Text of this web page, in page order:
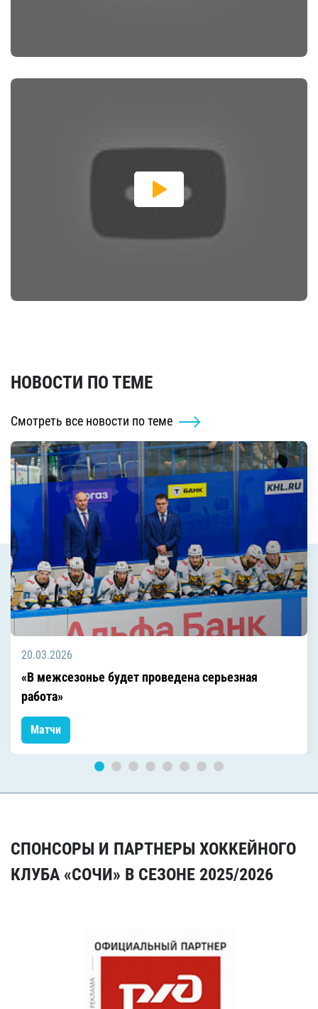
НОВОСТИ ПО ТЕМЕ
Смотреть все новости по теме
20.03.2026
«В межсезонье будет проведена серьезная
работа»
Матчи
СПОНСОРЫ И ПАРТНЕРЫ ХОККЕЙНОГО
КЛУБА «СОЧИ» В СЕЗОНЕ 2025/2026